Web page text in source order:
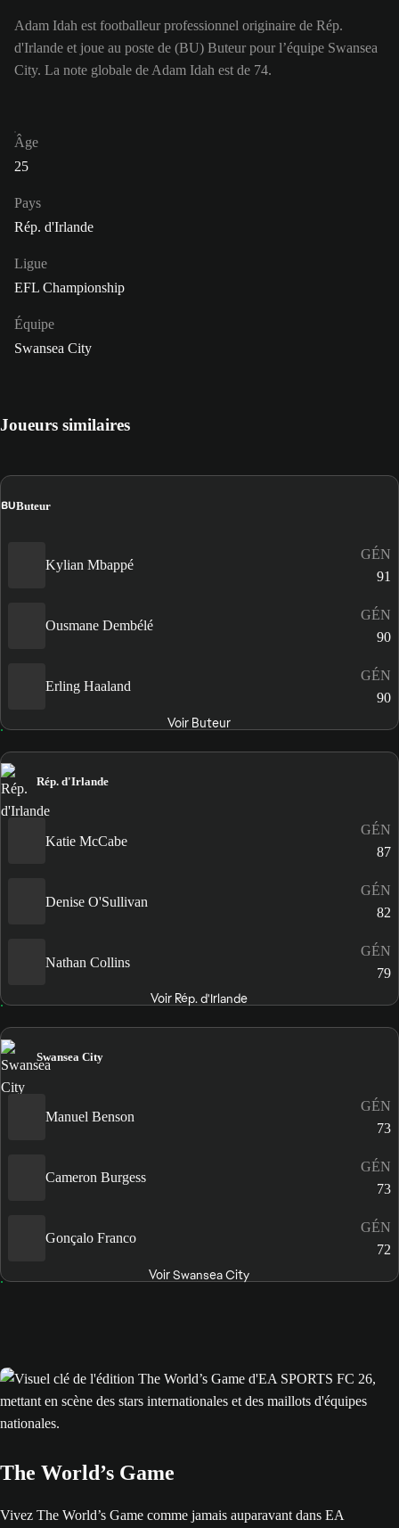
Adam Idah est footballeur professionnel originaire de Rép.
d'Irlande et joue au poste de (BU) Buteur pour l’équipe Swansea
City. La note globale de Adam Idah est de 74.
Âge
25
Pays
Rép. d'Irlande
Ligue
EFL Championship
Équipe
Swansea City
Joueurs similaires
BUButeur
Kylian Mbappé
GÉN
91
Ousmane Dembélé
GÉN
90
Erling Haaland
GÉN
90
Voir Buteur
Rép. d'Irlande
Katie McCabe
GÉN
87
Denise O'Sullivan
GÉN
82
Nathan Collins
GÉN
79
Voir Rép. d'Irlande
Swansea City
Manuel Benson
GÉN
73
Cameron Burgess
GÉN
73
Gonçalo Franco
GÉN
72
Voir Swansea City
The World’s Game
Vivez The World’s Game comme jamais auparavant dans EA